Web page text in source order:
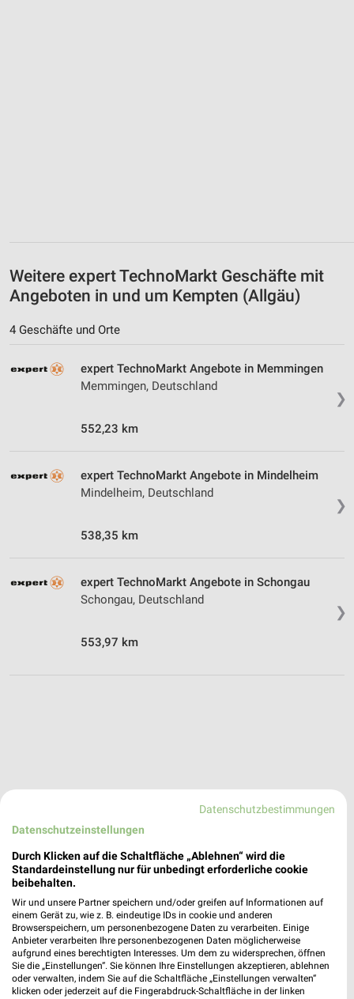
Weitere expert TechnoMarkt Geschäfte mit
Angeboten in und um Kempten (Allgäu)
4 Geschäfte und Orte
❯
expert TechnoMarkt Angebote in Memmingen
Memmingen, Deutschland
552,23 km
❯
expert TechnoMarkt Angebote in Mindelheim
Mindelheim, Deutschland
538,35 km
❯
expert TechnoMarkt Angebote in Schongau
Schongau, Deutschland
553,97 km
expert TechnoMarkt Angebote in Garmisch-
Partenkirchen
Datenschutzbestimmungen
Datenschutzeinstellungen
Durch Klicken auf die Schaltfläche „Ablehnen“ wird die
Standardeinstellung nur für unbedingt erforderliche cookie
beibehalten.
Wir und unsere Partner speichern und/oder greifen auf Informationen auf
einem Gerät zu, wie z. B. eindeutige IDs in cookie und anderen
Browserspeichern, um personenbezogene Daten zu verarbeiten. Einige
Anbieter verarbeiten Ihre personenbezogenen Daten möglicherweise
aufgrund eines berechtigten Interesses. Um dem zu widersprechen, öffnen
Sie die „Einstellungen“. Sie können Ihre Einstellungen akzeptieren, ablehnen
oder verwalten, indem Sie auf die Schaltfläche „Einstellungen verwalten“
klicken oder jederzeit auf die Fingerabdruck-Schaltfläche in der linken